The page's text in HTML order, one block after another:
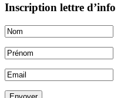
Inscription lettre d’info